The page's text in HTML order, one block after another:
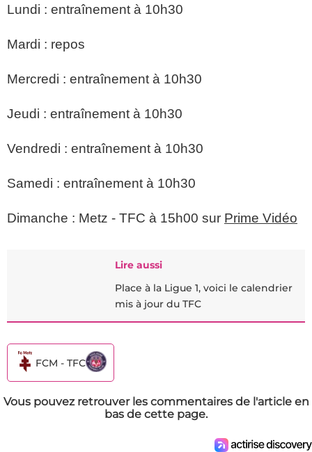
Lundi : entraînement à 10h30
Mardi : repos
Mercredi : entraînement à 10h30
Jeudi : entraînement à 10h30
Vendredi : entraînement à 10h30
Samedi : entraînement à 10h30
Dimanche : Metz - TFC à 15h00 sur Prime Vidéo
Lire aussi
Place à la Ligue 1, voici le calendrier
mis à jour du TFC
FCM - TFC
Vous pouvez retrouver les commentaires de l'article en
bas de cette page.